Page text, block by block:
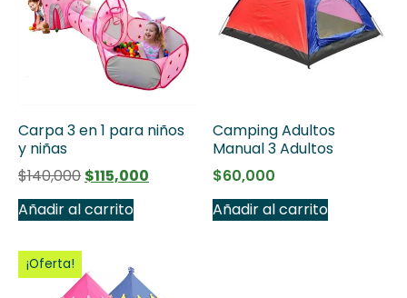
Carpa 3 en 1 para niños
y niñas
$140,000 $115,000
Añadir al carrito
Camping Adultos
Manual 3 Adultos
$60,000
Añadir al carrito
¡Oferta!